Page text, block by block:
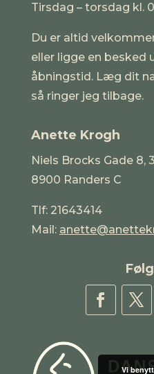
Tirsdag – torsdag kl.
Du er altid
eller ligge en besked
åbningstid. Læg dit
så ringer jeg tilbage.
Anette Krogh
Niels Brocks Gade 8,
8900 Randers C
Tlf: 21643414
Mail:
Vi